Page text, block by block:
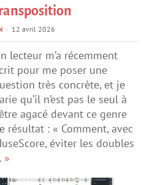
12 avril 2026
lecteur m’a récemment
pour me poser une
très concrète, et je
qu’il n’est pas le seul à
agacé devant ce genre
résultat : « Comment, avec
éviter les doubles
»